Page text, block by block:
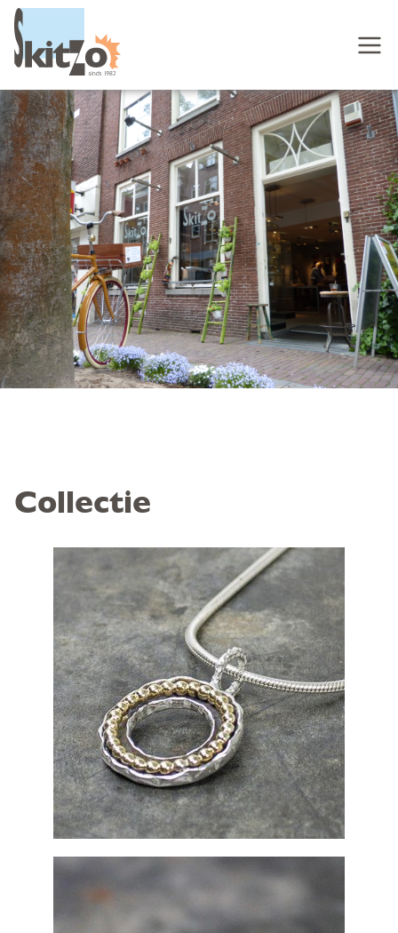
Collectie